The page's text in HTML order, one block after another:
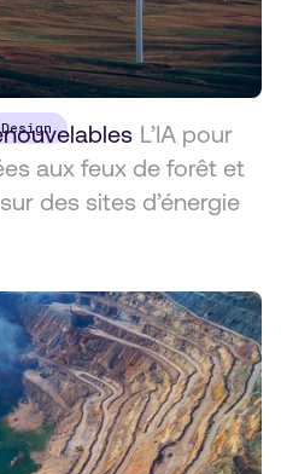
Design
L’IA pour
aux feux de forêt et
des sites d’énergie